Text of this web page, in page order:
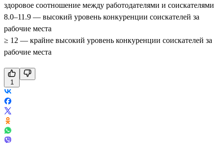
здоровое соотношение между работодателями и соискателями
8.0–11.9 — высокий уровень конкуренции соискателей за
рабочие места
≥ 12 — крайне высокий уровень конкуренции соискателей за
рабочие места
1